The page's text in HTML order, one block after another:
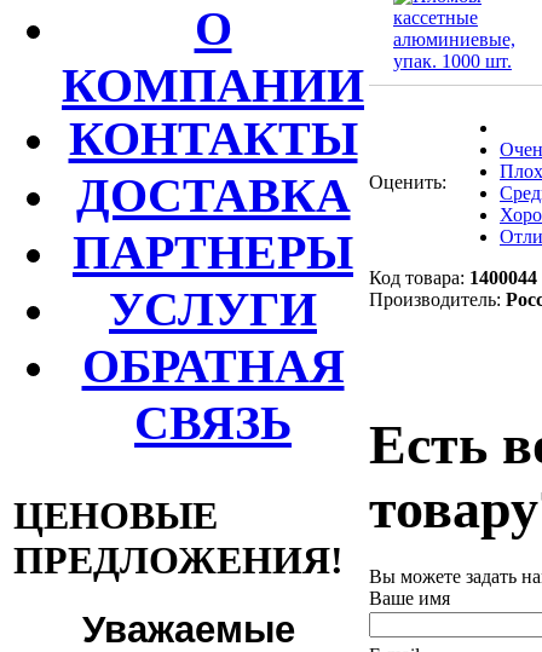
О
КОМПАНИИ
КОНТАКТЫ
ДОСТАВКА
ПАРТНЕРЫ
УСЛУГИ
ОБРАТНАЯ
СВЯЗЬ
ЦЕНОВЫЕ
ПРЕДЛОЖЕНИЯ!
Уважаемые
Оценить:
Код товара: 1400044
Производитель:
Есть
Вы можете задать
Ваше имя